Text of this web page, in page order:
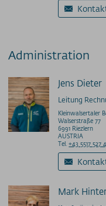
Administration
Jens Dieter
Leitung
Kleinwalsertaler
Walserstraße 77
6991 Riezlern
AUSTRIA
Tel.+43 5517 527
Mark